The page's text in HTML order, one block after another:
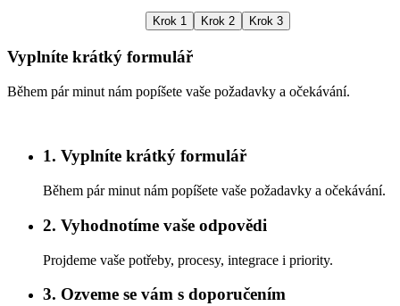
Krok 1 Krok 2 Krok 3
Vyplníte krátký formulář
Během pár minut nám popíšete vaše požadavky a očekávání.
1. Vyplníte krátký formulář
Během pár minut nám popíšete vaše požadavky a očekávání.
2. Vyhodnotíme vaše odpovědi
Projdeme vaše potřeby, procesy, integrace i priority.
3. Ozveme se vám s doporučením